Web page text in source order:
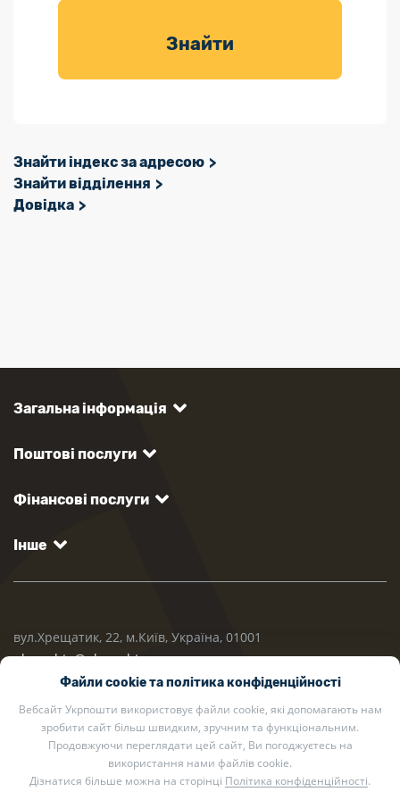
товарів для
Знайти
Знайти індекс за адресою
Знайти відділення
Довідка
Загальна інформація
Поштові послуги
Фінансові послуги
Інше
вул.Хрещатик, 22, м.Київ, Україна, 01001
ukrposhta@ukrposhta.ua
Файли cookie та політика конфіденційності
Вебсайт Укрпошти використовує файли cookie, які допомагають нам
зробити сайт більш швидким, зручним та функціональним.
Продовжуючи переглядати цей сайт, Ви погоджуєтесь на
використання нами файлів cookie.
Дізнатися більше можна на сторінці Політика конфіденційності.